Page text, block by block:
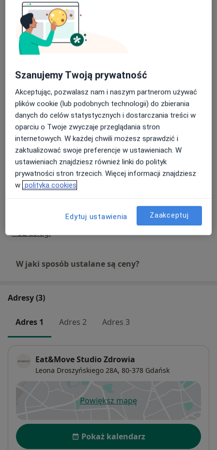
Usługi i ceny
Konsultacja fizjoterapeutyczna
180 zł - 220 zł Szczegóły
Napięciowe bóle głowy
Szczegóły
Kinezyterapia
180 zł Szczegóły Umów wizytę
Masaż leczniczy
200 zł Szczegóły Umów wizytę
+ 32 usługi
W jaki sposób ustalane są ceny?
Adresy (3)
Adres 1 Adres 2 Adres 3
Eat&Move Studio Zdrowia
Leona Droszyńskiego 28A, 80-378 Gdańsk
Powiększ mapęotwiera się w nowej karcie
Dostępność
Pokaż kalendarz
Szanujemy Twoją prywatność
Akceptując, pozwalasz nam i naszym partnerom używać
plików cookie (lub podobnych technologii) do zbierania
danych do celów statystycznych i dostarczania treści w
oparciu o Twoje zwyczaje przeglądania stron
internetowych. W każdej chwili możesz sprawdzić i
zaktualizować swoje preferencje w ustawieniach. W
ustawieniach znajdziesz również linki do polityk
prywatności stron trzecich. Więcej informacji znajdziesz
w polityka cookies
Edytuj ustawienia Zaakceptuj